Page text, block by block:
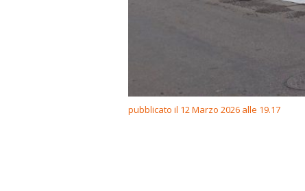
pubblicato il 12 Marzo 2026 alle 19.17